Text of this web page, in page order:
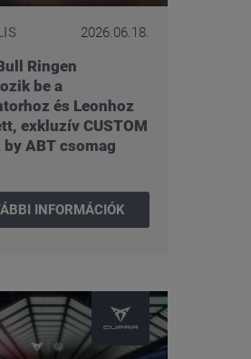
2026.06.18.
Ringen
be a
és Leonhoz
exkluzív CUSTOM
by ABT csomag
INFORMÁCIÓK